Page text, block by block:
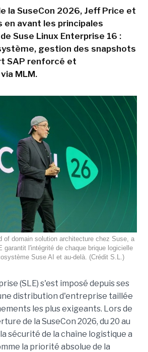
la SuseCon 2026, Jeff Price et
en avant les principales
Suse Linux Enterprise 16 :
gestion des snapshots
SAP renforcé et
MLM.
of domain solution architecture chez Suse, a
garantit l'intégrité de chaque brique logicielle
Suse AI et au-delà. (Crédit S.L.)
(SLE) s'est imposé depuis ses
distribution d'entreprise taillée
les plus exigeants. Lors de
de la SuseCon 2026, du 20 au
sécurité de la chaîne logistique a
la priorité absolue de la